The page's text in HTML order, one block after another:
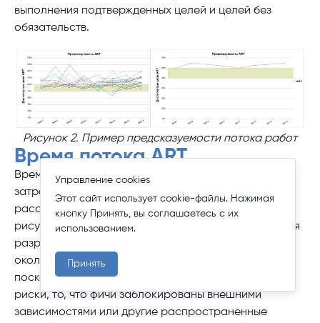
выполнения подтвержденных целей и целей без
обязательств.
Рисунок 2. Пример предсказуемости потока работ
Время потока ART
Время потока ART измеряет общее время,
затраченное на поставку новых фич. Обычно оно
рассчитывается от идеи до производства. На
рисунке 3 показан пример, в котором среднее время
разработки достаточно стабильно и составляет
около 36 дней. Часто встречаются отклонения,
поскольку они могут указывать на непредвиденные
риски, то, что фичи заблокированы внешними
зависимостями или другие распространенные
Управление cookies
Этот сайт использует cookie-файлы. Нажимая
кнопку Принять, вы соглашаетесь с их
использованием.
Принять